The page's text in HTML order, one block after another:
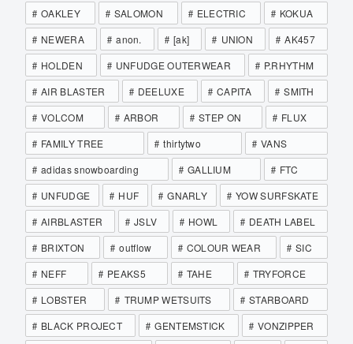
OAKLEY
SALOMON ELECTRIC
KOKUA
NEWERA
anon. [ak] UNION
AK457
HOLDEN
UNFUDGE OUTERWEAR
P.RHYTHM
AIR BLASTER
DEELUXE CAPITA
SMITH
VOLCOM
ARBOR STEP ON
FLUX
FAMILY TREE
thirtytwo
VANS
adidas snowboarding
GALLIUM
FTC
UNFUDGE
HUF GNARLY
YOW SURFSKATE
AIRBLASTER
JSLV HOWL
DEATH LABEL
BRIXTON
outflow COLOUR WEAR
SIC
NEFF
PEAKS5 TAHE
TRYFORCE
LOBSTER
TRUMP WETSUITS
STARBOARD
BLACK PROJECT
GENTEMSTICK
VONZIPPER